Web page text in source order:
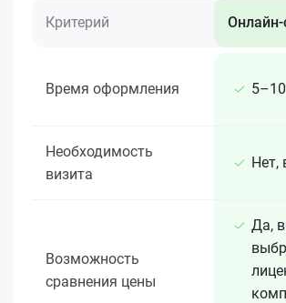
Критерий Онлайн-
Время оформления
Необходимость
визита
Нет,
Возможность
сравнения цены
Да,